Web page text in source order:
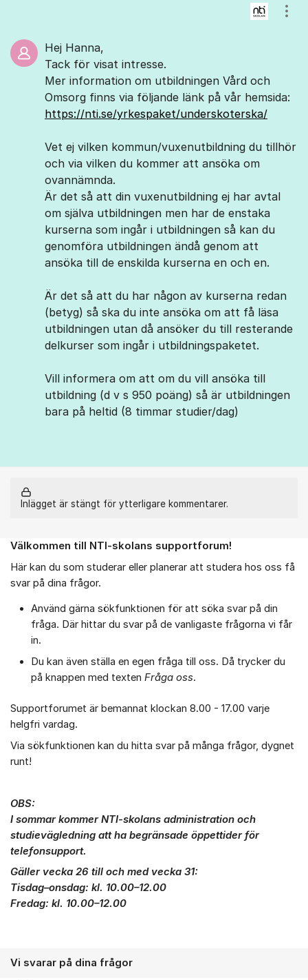
Hej Hanna,
Tack för visat intresse.
Mer information om utbildningen Vård och
Omsorg finns via följande länk på vår hemsida:
https://nti.se/yrkespaket/underskoterska/
Vet ej vilken kommun/vuxenutbildning du tillhör
och via vilken du kommer att ansöka om
ovannämnda.
Är det så att din vuxenutbildning ej har avtal
om själva utbildningen men har de enstaka
kurserna som ingår i utbildningen så kan du
genomföra utbildningen ändå genom att
ansöka till de enskilda kurserna en och en.
Är det så att du har någon av kurserna redan
(betyg) så ska du inte ansöka om att få läsa
utbildningen utan då ansöker du till resterande
delkurser som ingår i utbildningspaketet.
Vill informera om att om du vill ansöka till
utbildning (d v s 950 poäng) så är utbildningen
bara på heltid (8 timmar studier/dag)
Inlägget är stängt för ytterligare kommentarer.
Om forumet
Välkommen till NTI-skolans supportforum!
Här kan du som studerar eller planerar att studera hos oss få
svar på dina frågor.
Använd gärna sökfunktionen för att söka svar på din
fråga. Där hittar du svar på de vanligaste frågorna vi får
in.
Du kan även ställa en egen fråga till oss. Då trycker du
på knappen med texten Fråga oss.
Supportforumet är bemannat klockan 8.00 - 17.00 varje
helgfri vardag.
Via sökfunktionen kan du hitta svar på många frågor, dygnet
runt!
OBS:
I sommar kommer NTI-skolans administration och
studievägledning att ha begränsade öppettider för
telefonsupport.
Gäller vecka 26 till och med vecka 31:
Tisdag–onsdag: kl. 10.00–12.00
Fredag: kl. 10.00–12.00
Vi svarar på dina frågor